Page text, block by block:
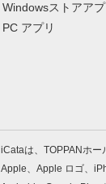
Windowsストアアプ
PC アプリ
iCataは、TOPPANホー
Apple、Apple ロゴ、